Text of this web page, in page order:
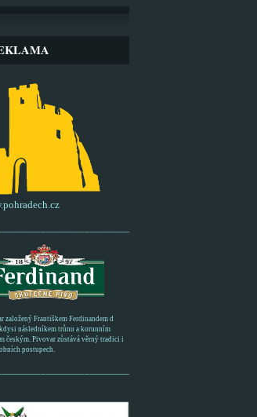
založený Františkem Ferdinandem d
kdysi následníkem trůnu a korunním
českým. Pivovar zůstává věrný tradici i
postupech.